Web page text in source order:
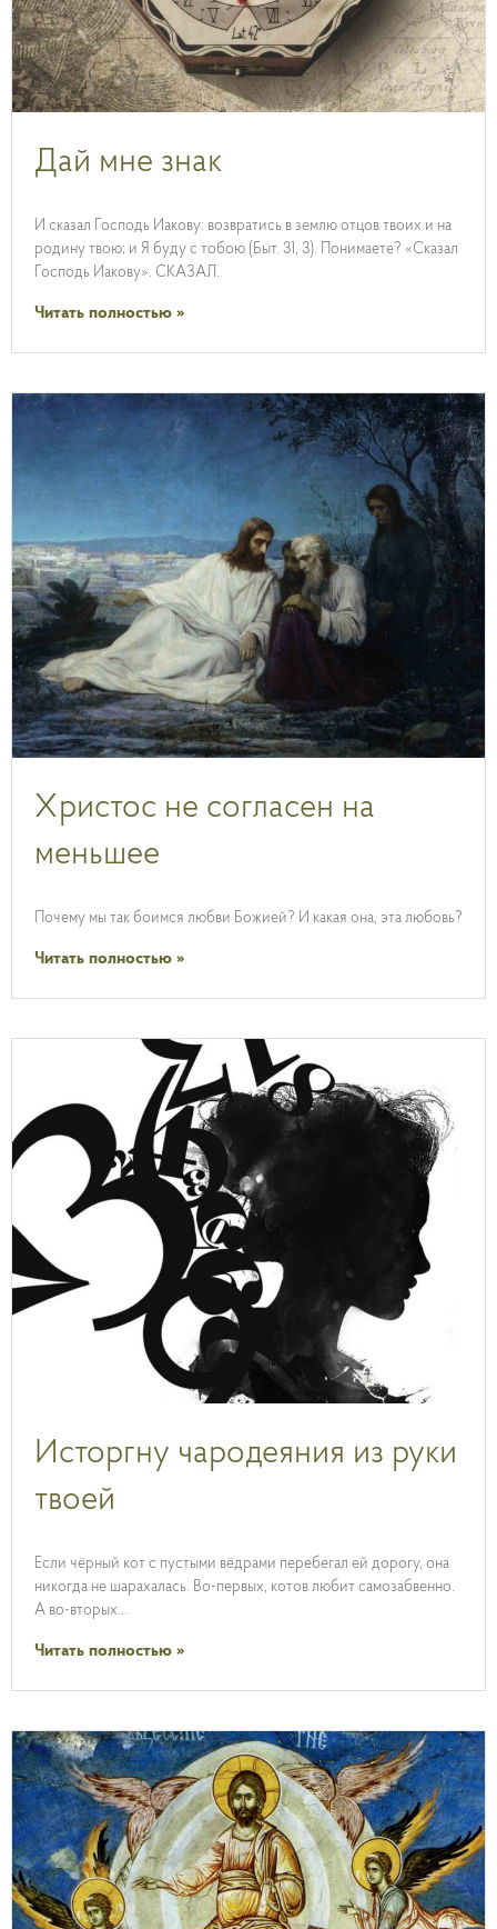
Дай мне знак
И сказал Господь Иакову: возвратись в землю отцов твоих и на
родину твою; и Я буду с тобою (Быт. 31, 3). Понимаете? «Сказал
Господь Иакову». СКАЗАЛ.
Читать полностью »
Христос не согласен на
меньшее
Почему мы так боимся любви Божией? И какая она, эта любовь?
Читать полностью »
Исторгну чародеяния из руки
твоей
Если чёрный кот с пустыми вёдрами перебегал ей дорогу, она
никогда не шарахалась. Во-первых, котов любит самозабвенно.
А во-вторых…
Читать полностью »